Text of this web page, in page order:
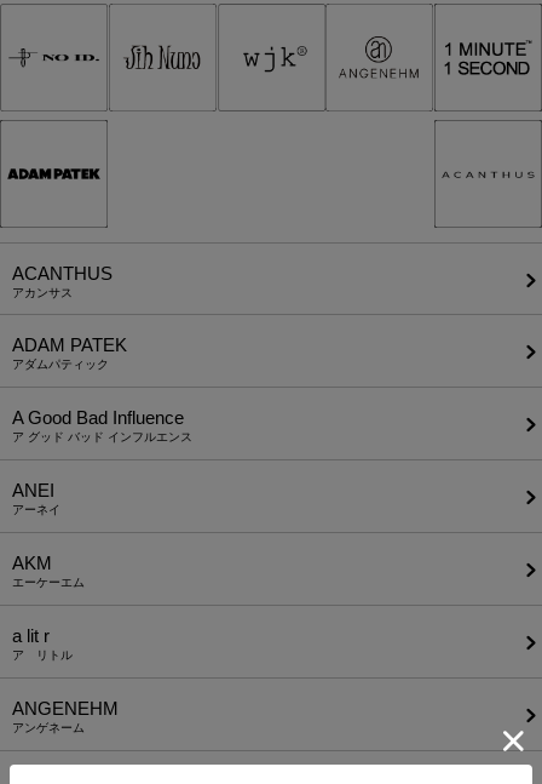
ACANTHUS
アカンサス
ADAM PATEK
アダムパティック
A Good Bad Influence
ア グッド バッド インフルエンス
ANEI
アーネイ
AKM
エーケーエム
a lit r
ア リトル
ANGENEHM
アンゲネーム